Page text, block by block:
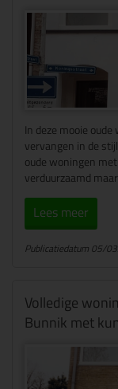
In deze mooie
vervangen in de
oude woningen
verduurzaamd
Lees meer
Publicatiedatum 05/
Volledige
Bunnik met